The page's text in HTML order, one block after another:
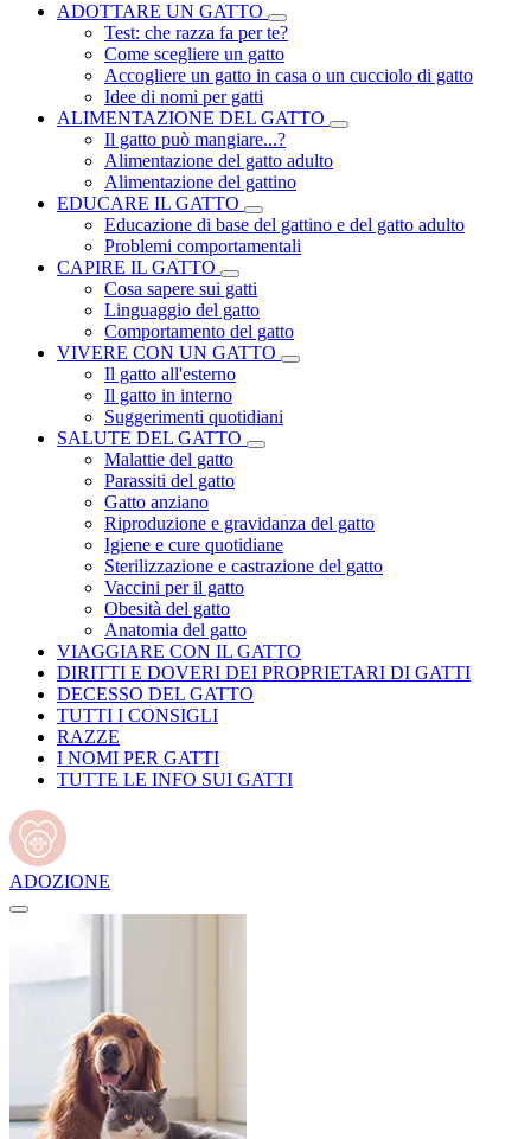
ADOTTARE UN GATTO
Test: che razza fa per te?
Come scegliere un gatto
Accogliere un gatto in casa o un cucciolo di gatto
Idee di nomi per gatti
ALIMENTAZIONE DEL GATTO
Il gatto può mangiare...?
Alimentazione del gatto adulto
Alimentazione del gattino
EDUCARE IL GATTO
Educazione di base del gattino e del gatto adulto
Problemi comportamentali
CAPIRE IL GATTO
Cosa sapere sui gatti
Linguaggio del gatto
Comportamento del gatto
VIVERE CON UN GATTO
Il gatto all'esterno
Il gatto in interno
Suggerimenti quotidiani
SALUTE DEL GATTO
Malattie del gatto
Parassiti del gatto
Gatto anziano
Riproduzione e gravidanza del gatto
Igiene e cure quotidiane
Sterilizzazione e castrazione del gatto
Vaccini per il gatto
Obesità del gatto
Anatomia del gatto
VIAGGIARE CON IL GATTO
DIRITTI E DOVERI DEI PROPRIETARI DI GATTI
DECESSO DEL GATTO
TUTTI I CONSIGLI
RAZZE
I NOMI PER GATTI
TUTTE LE INFO SUI GATTI
ADOZIONE